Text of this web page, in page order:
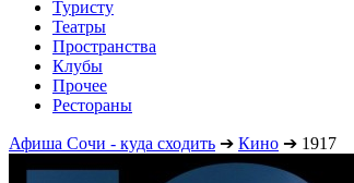
Туристу
Театры
Пространства
Клубы
Прочее
Рестораны
Афиша Сочи - куда сходить ➔ Кино ➔ 1917